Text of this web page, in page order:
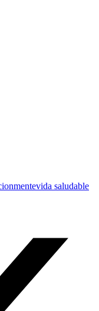
mentevida saludable